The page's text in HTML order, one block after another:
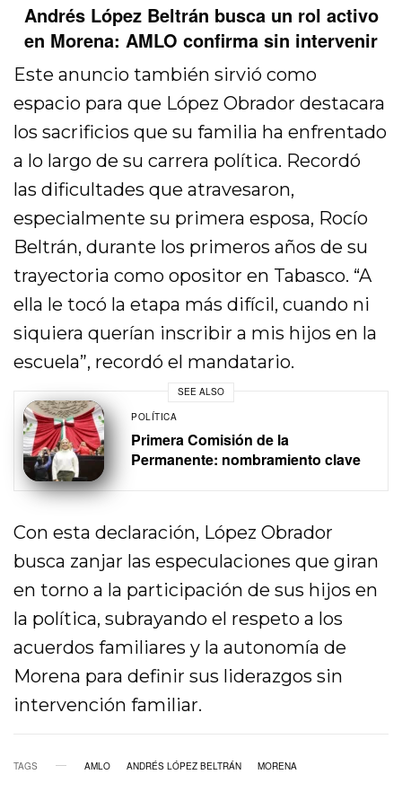
Andrés López Beltrán busca un rol activo
en Morena: AMLO confirma sin intervenir
Este anuncio también sirvió como
espacio para que López Obrador destacara
los sacrificios que su familia ha enfrentado
a lo largo de su carrera política. Recordó
las dificultades que atravesaron,
especialmente su primera esposa, Rocío
Beltrán, durante los primeros años de su
trayectoria como opositor en Tabasco. “A
ella le tocó la etapa más difícil, cuando ni
siquiera querían inscribir a mis hijos en la
escuela”, recordó el mandatario.
SEE ALSO
POLÍTICA
Primera Comisión de la
Permanente: nombramiento clave
Con esta declaración, López Obrador
busca zanjar las especulaciones que giran
en torno a la participación de sus hijos en
la política, subrayando el respeto a los
acuerdos familiares y la autonomía de
Morena para definir sus liderazgos sin
intervención familiar.
TAGS AMLO ANDRÉS LÓPEZ BELTRÁN MORENA